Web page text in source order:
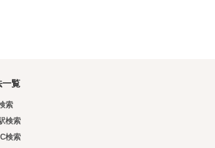
一覧
索
検索
検索